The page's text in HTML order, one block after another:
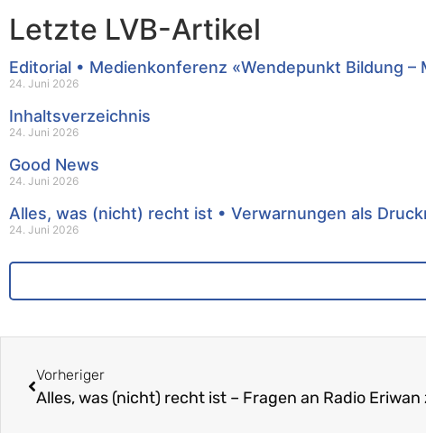
Letzte LVB-Artikel
Editorial • Medienkonferenz «Wendepunkt Bildung
24. Juni 2026
Inhaltsverzeichnis
24. Juni 2026
Good News
24. Juni 2026
Alles, was (nicht) recht ist • Verwarnungen als
24. Juni 2026
Vorheriger